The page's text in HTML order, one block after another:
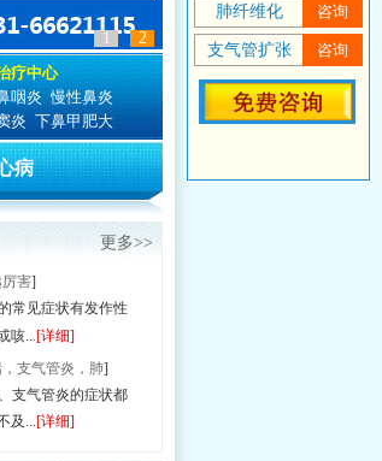
1
2
疗中心
咽炎 慢性鼻炎
炎 下鼻甲肥大
病
于就诊人数过多，请提前预约节省排队时间！
更多>>
害]
常见症状有发作性
... [详细]
支气管炎，肺]
支气管炎的症状都
及...[详细]
肺纤维化 咨询
支气管扩张 咨询
肺纤维化 咨询
支气管扩张 咨询